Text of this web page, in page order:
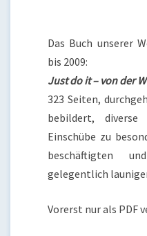
Das Buch unserer
bis 2009:
Just do it – von der
323 Seiten,
bebildert,
Einschübe zu
beschäftigten
gelegentlich
Vorerst nur als PDF